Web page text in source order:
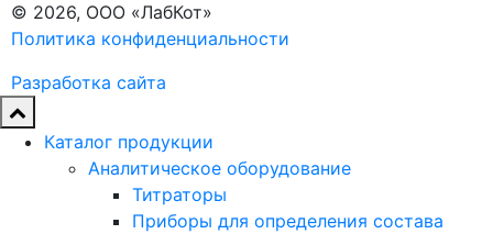
© 2026, ООО «ЛабКот»
Политика конфиденциальности
Разработка сайта
Каталог продукции
Аналитическое оборудование
Титраторы
Приборы для определения состава